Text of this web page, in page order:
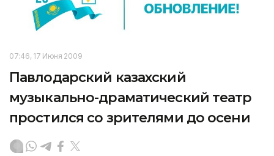
07:46, 17 Июня 2009
Павлодарский казахский
музыкально-драматический театр
простился со зрителями до осени